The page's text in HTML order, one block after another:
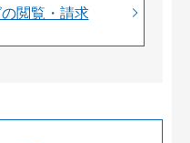
閲覧・請求